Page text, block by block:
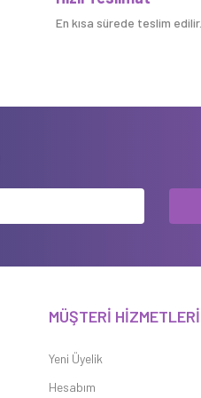
En kısa sürede teslim edilir.
MÜŞTERİ HİZMETLERİ
Yeni Üyelik
Hesabım